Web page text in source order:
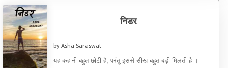
निडर
by Asha Saraswat
यह कहानी बहुत छोटी है, परंतु इससे सीख बहुत बड़ी मिलती है ।